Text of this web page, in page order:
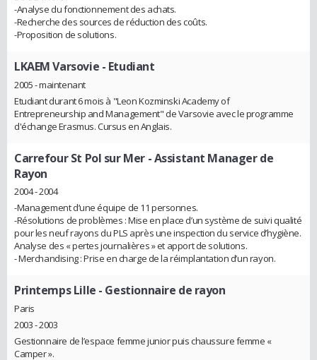
-Analyse du fonctionnement des achats.
-Recherche des sources de réduction des coûts.
-Proposition de solutions.
LKAEM Varsovie - Etudiant
2005 - maintenant
Etudiant durant 6 mois à "Leon Kozminski Academy of
Entrepreneurship and Management" de Varsovie avec le programme
d'échange Erasmus. Cursus en Anglais.
Carrefour St Pol sur Mer- Assistant Manager de
Rayon
2004 - 2004
-Management d’une équipe de 11 personnes.
-Résolutions de problèmes : Mise en place d’un système de suivi qualité
pour les neuf rayons du PLS après une inspection du service d’hygiène.
Analyse des « pertes journalières » et apport de solutions.
- Merchandising : Prise en charge de la réimplantation d’un rayon.
Printemps Lille - Gestionnaire de rayon
Paris
2003 - 2003
Gestionnaire de l’espace femme junior puis chaussure femme «
Camper ».